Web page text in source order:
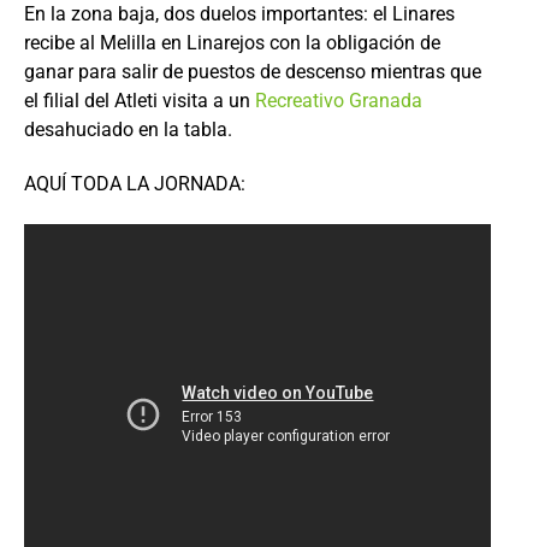
En la zona baja, dos duelos importantes: el Linares
recibe al Melilla en Linarejos con la obligación de
ganar para salir de puestos de descenso mientras que
el filial del Atleti visita a un Recreativo Granada
desahuciado en la tabla.
AQUÍ TODA LA JORNADA: